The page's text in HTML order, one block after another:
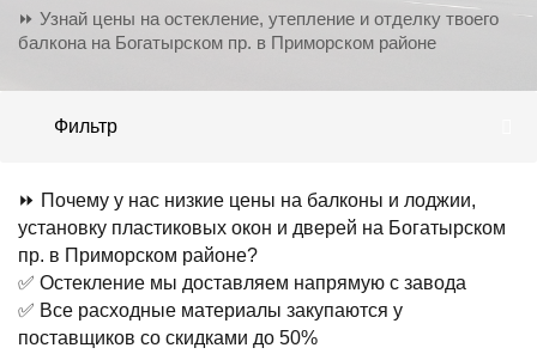
⏩ Узнай цены на остекление, утепление и отделку твоего
балкона на Богатырском пр. в Приморском районе
Фильтр
⏩ Почему у нас низкие цены на балконы и лоджии,
установку пластиковых окон и дверей на Богатырском
пр. в Приморском районе?
✅ Остекление мы доставляем напрямую с завода
✅ Все расходные материалы закупаются у
поставщиков со скидками до 50%